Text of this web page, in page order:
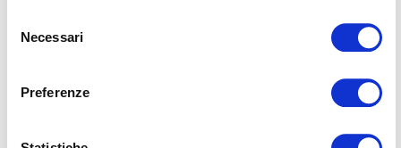
delNecessari
Preferenze